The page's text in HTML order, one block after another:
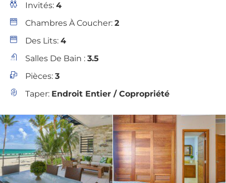
Invités: 4
Chambres À Coucher: 2
Des Lits: 4
Salles De Bain : 3.5
Pièces: 3
Taper: Endroit Entier / Copropriété